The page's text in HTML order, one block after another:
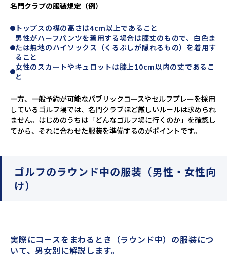
名門クラブの服装規定（例）
トップスの襟の高さは4cm以上であること
男性がハーフパンツを着用する場合は膝丈のもので、白色ま
たは無地のハイソックス（くるぶしが隠れるもの）を着用す
ること
女性のスカートやキュロットは膝上10cm以内の丈であるこ
と
一方、一般予約が可能なパブリックコースやセルフプレーを採用
しているゴルフ場では、名門クラブほど厳しいルールは求められ
ません。はじめのうちは「どんなゴルフ場に行くのか」を確認し
てから、それに合わせた服装を準備するのがポイントです。
ゴルフのラウンド中の服装（男性・女性向
け）
実際にコースをまわるとき（ラウンド中）の服装につ
いて、男女別に解説します。